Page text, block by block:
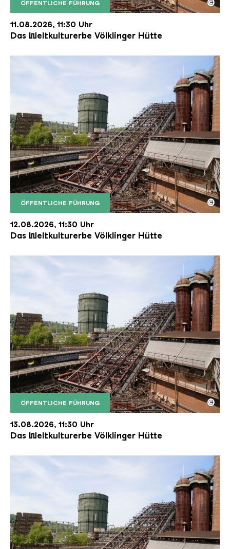
ÖFFENTLICHE FÜHRUNG
Der Erzschrägaufzug der Völklinger Hütte mit
Copyright: Weltkulturerbe Völklinger Hütte | Karl
©
11.08.2026, 11:30 Uhr
Das Weltkulturerbe Völklinger Hütte
ÖFFENTLICHE FÜHRUNG
Der Erzschrägaufzug der Völklinger Hütte mit
Copyright: Weltkulturerbe Völklinger Hütte | Karl
©
12.08.2026, 11:30 Uhr
Das Weltkulturerbe Völklinger Hütte
ÖFFENTLICHE FÜHRUNG
Der Erzschrägaufzug der Völklinger Hütte mit
Copyright: Weltkulturerbe Völklinger Hütte | Karl
©
13.08.2026, 11:30 Uhr
Das Weltkulturerbe Völklinger Hütte